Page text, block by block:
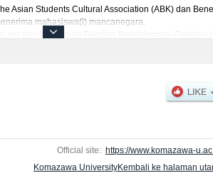
Asian Students Cultural Association (ABK) dan
mahasiswa(i) mancanegara.
per fakultas seperti Fakultas
Official site: https://www.komazawa-
Komazawa UniversityKembali ke halaman